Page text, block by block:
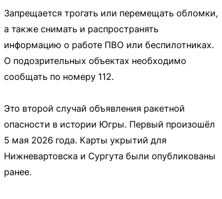
Запрещается трогать или перемещать обломки,
а также снимать и распространять
информацию о работе ПВО или беспилотниках.
О подозрительных объектах необходимо
сообщать по номеру 112.
Это второй случай объявления ракетной
опасности в истории Югры. Первый произошёл
5 мая 2026 года. Карты укрытий для
Нижневартовска и Сургута были опубликованы
ранее.